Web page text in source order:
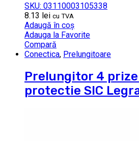
SKU: 03110003105338
8.13 lei cu TVA
Adaugă în coș
Adauga la Favorite
Compară
Conectica, Prelungitoare
Prelungitor 4
protectie SIC